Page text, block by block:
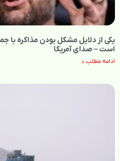
یکی از دلایل مشکل بودن مذاکره با
است – صدای آمریکا
ادامه مطلب »